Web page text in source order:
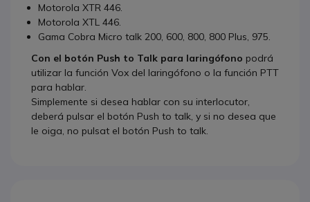
Motorola XTR 446.
Motorola XTL 446.
Gama Cobra Micro talk 200, 600, 800, 800 Plus, 975.
Con el botón Push to Talk para laringófono podrá
utilizar la función Vox del laringófono o la función PTT
para hablar.
Simplemente si desea hablar con su interlocutor,
deberá pulsar el botón Push to talk, y si no desea que
le oiga, no pulsat el botón Push to talk.